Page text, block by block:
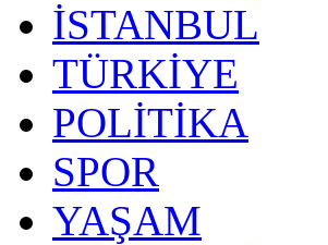
İSTANBUL
TÜRKİYE
POLİTİKA
SPOR
YAŞAM